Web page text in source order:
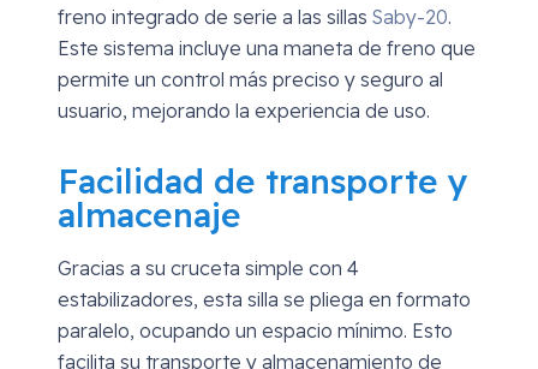
freno integrado de serie a las sillas Saby-20.
Este sistema incluye una maneta de freno que
permite un control más preciso y seguro al
usuario, mejorando la experiencia de uso.
Facilidad de transporte y
almacenaje
Gracias a su cruceta simple con 4
estabilizadores, esta silla se pliega en formato
paralelo, ocupando un espacio mínimo. Esto
facilita su transporte y almacenamiento de